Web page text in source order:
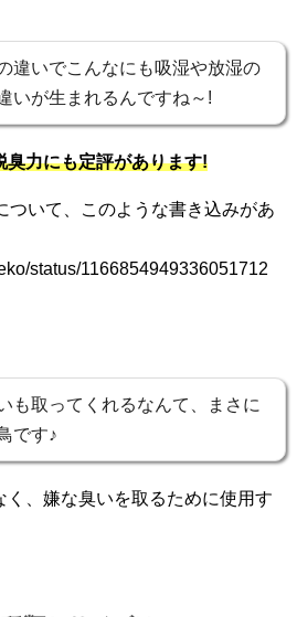
違いでこんなにも吸湿や放湿の
いが生まれるんですね～!
臭力にも定評があります!
ついて、このような書き込みがあ
status/1166854949336051712
も取ってくれるなんて、まさに
です♪
く、嫌な臭いを取るために使用す